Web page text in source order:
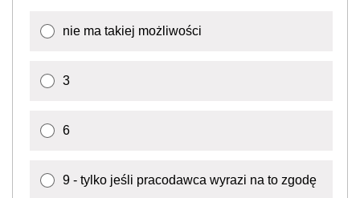
nie ma takiej możliwości
3
6
9 - tylko jeśli pracodawca wyrazi na to zgodę